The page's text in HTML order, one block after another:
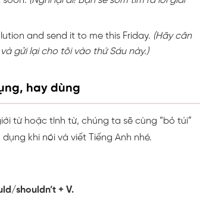
and send it to me this Friday. (Hãy cân
gửi lại cho tôi vào thứ Sáu này.)
hay dùng
từ hoặc tính từ, chúng ta sẽ cùng “bỏ túi”
khi nói và viết Tiếng Anh nhé.
shouldn’t + V.